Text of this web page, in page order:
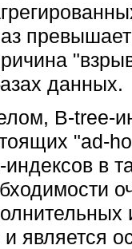
данных.
B-tree-
"ad-
индексов в
и является